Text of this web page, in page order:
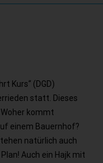
Kurs“ (DGD)
statt. Dieses
kommt
einem Bauernhof?
natürlich auch
Auch ein Hajk mit